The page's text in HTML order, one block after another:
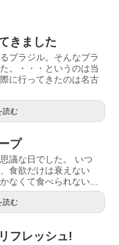
きました
ブラジル。そんなブラ
。・・・というのは当
に行ってきたのは名古
読む
プ
議な日でした。 いつ
食欲だけは衰えない
なくて食べられない...
読む
フレッシュ!